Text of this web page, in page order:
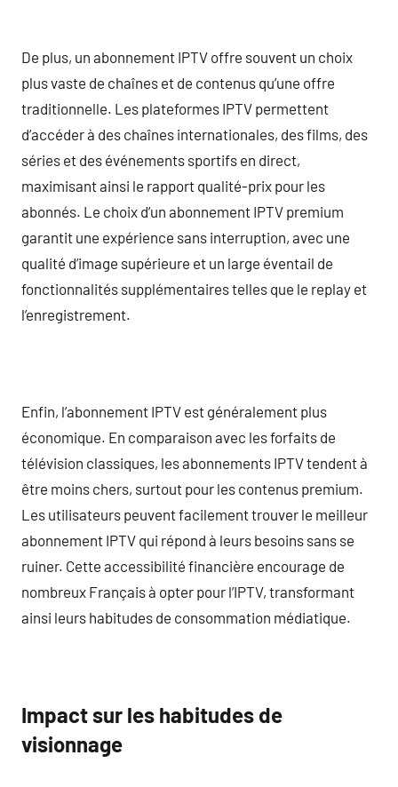
De plus, un abonnement IPTV offre souvent un choix
plus vaste de chaînes et de contenus qu’une offre
traditionnelle. Les plateformes IPTV permettent
d’accéder à des chaînes internationales, des films, des
séries et des événements sportifs en direct,
maximisant ainsi le rapport qualité-prix pour les
abonnés. Le choix d’un abonnement IPTV premium
garantit une expérience sans interruption, avec une
qualité d’image supérieure et un large éventail de
fonctionnalités supplémentaires telles que le replay et
l’enregistrement.
Enfin, l’abonnement IPTV est généralement plus
économique. En comparaison avec les forfaits de
télévision classiques, les abonnements IPTV tendent à
être moins chers, surtout pour les contenus premium.
Les utilisateurs peuvent facilement trouver le meilleur
abonnement IPTV qui répond à leurs besoins sans se
ruiner. Cette accessibilité financière encourage de
nombreux Français à opter pour l’IPTV, transformant
ainsi leurs habitudes de consommation médiatique.
Impact sur les habitudes de
visionnage